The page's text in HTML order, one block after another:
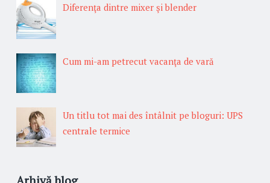
Diferenţa dintre mixer şi blender
Cum mi-am petrecut vacanţa de vară
Un titlu tot mai des întâlnit pe bloguri: UPS
centrale termice